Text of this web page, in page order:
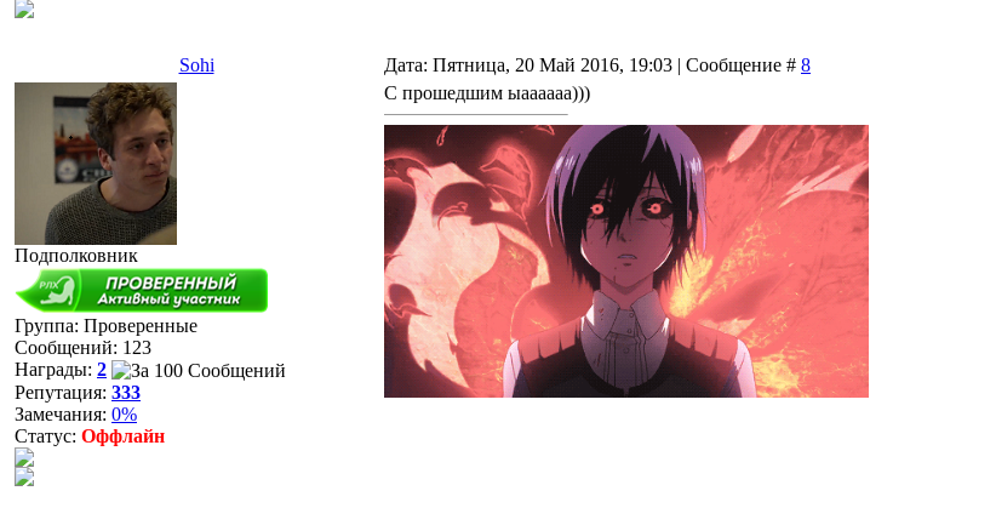
Sohi Дата: Пятница, 20 Май 2016, 19:03 | Сообщение # 8
Подполковник
Группа: Проверенные
Сообщений: 123
Награды: 2
Репутация: 333
Замечания: 0%
Статус: Оффлайн
С прошедшим ыаааааа)))